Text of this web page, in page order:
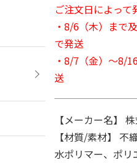
ご注文日によって
・8/6（木）まで
で発送
・8/7（金）～8/
送
【メーカー名】
【材質/素材】
水ポリマー、ポリ